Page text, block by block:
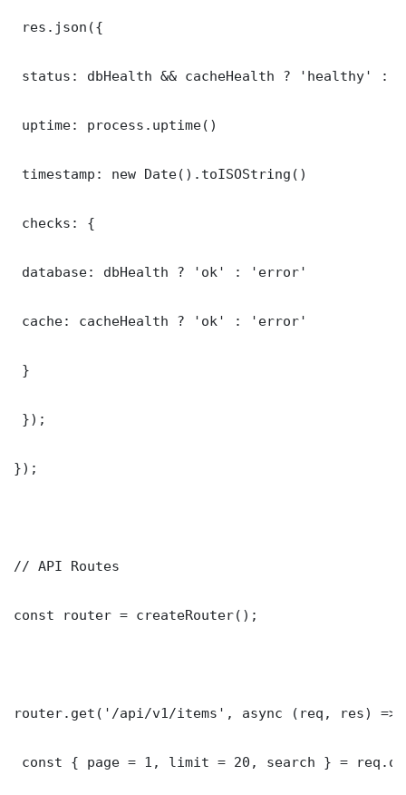
res.json({
status: dbHealth && cacheHealth ? 'healthy' :
uptime: process.uptime()
timestamp: new Date().toISOString()
checks: {
database: dbHealth ? 'ok' : 'error'
cache: cacheHealth ? 'ok' : 'error'
}
});
});
// API Routes
const router = createRouter();
router.get('/api/v1/items', async (req, res) =>
const { page = 1, limit = 20, search } =